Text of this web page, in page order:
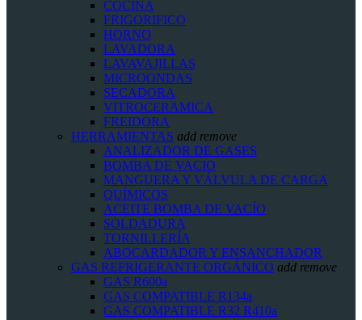
COCINA
FRIGORIFICO
HORNO
LAVADORA
LAVAVAJILLAS
MICROONDAS
SECADORA
VITROCERAMICA
FREIDORA
HERRAMIENTAS add remove
ANALIZADOR DE GASES
BOMBA DE VACIO
MANGUERA Y VÁLVULA DE CARGA
QUÍMICOS
ACEITE BOMBA DE VACÍO
SOLDADURA
TORNILLERÍA
ABOCARDADOR Y ENSANCHADOR
GAS REFRIGERANTE ORGÁNICO add remove
GAS R600a
GAS COMPATIBLE R134a
GAS COMPATIBLE R32 R410a